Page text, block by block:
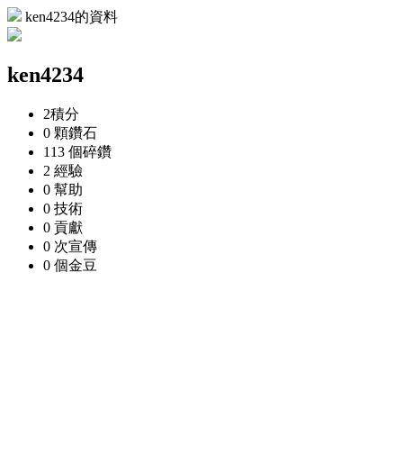
ken4234的資料
ken4234
2積分
0 顆鑽石
113 個碎鑽
2 經驗
0 幫助
0 技術
0 貢獻
0 次宣傳
0 個金豆